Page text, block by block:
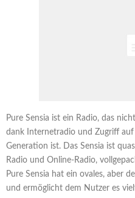
Pure Sensia ist ein Radio, das
dank Internetradio und Zugriff
Generation ist. Das Sensia ist
Radio und Online-Radio,
Pure Sensia hat ein ovales, aber
und ermöglicht dem Nutzer es